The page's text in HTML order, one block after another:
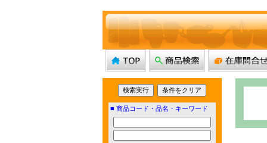
■ 商品コード・品名・キーワード